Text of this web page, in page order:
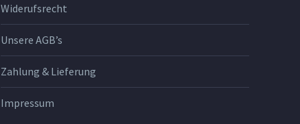
Widerufsrecht
Unsere AGB’s
Zahlung & Lieferung
Impressum